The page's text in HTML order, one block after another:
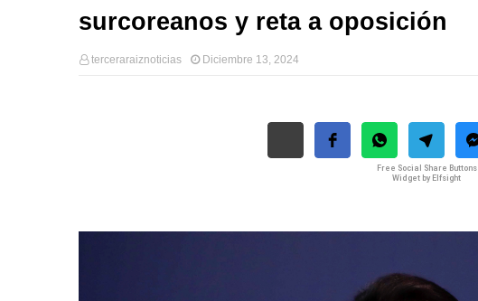
surcoreanos y reta a oposición
terceraraiznoticias Diciembre 13, 2024
Free Social Share Buttons
Widget by Elfsight